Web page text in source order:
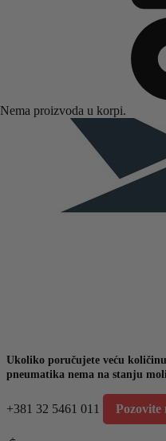
Nema proizvoda u korpi.
Ukoliko poručujete veću
pneumatika nema na stanju
+381 32 5461 011 Pozovite